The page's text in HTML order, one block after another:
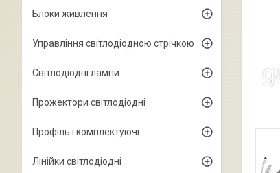
Блоки живлення
Управління світлодіодною стрічкою
Світлодіодні лампи
Прожектори світлодіодні
Профіль і комплектуючі
Лінійки світлодіодні